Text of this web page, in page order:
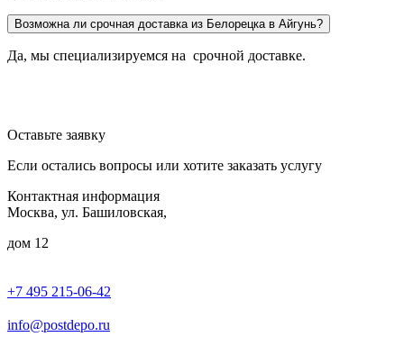
Возможна ли срочная доставка из Белорецка в Айгунь?
Да, мы специализируемся на срочной доставке.
Оставьте заявку
Если остались вопросы или хотите заказать услугу
Контактная информация
Москва, ул. Башиловская,
дом 12
+7 495 215-06-42
info@postdepo.ru